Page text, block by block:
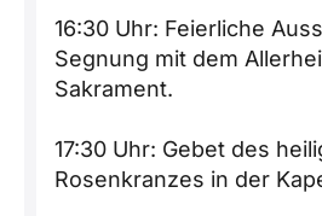
16:30 Uhr: Feierliche
Segnung mit dem
Sakrament.
17:30 Uhr: Gebet des
Rosenkranzes in der